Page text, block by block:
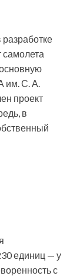
самолета
им. С. А.
проект
в
единиц — у
с